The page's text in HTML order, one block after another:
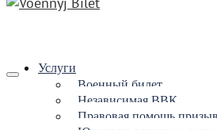
Услуги
Военный билет
Независимая ВВК
Правовая помощь